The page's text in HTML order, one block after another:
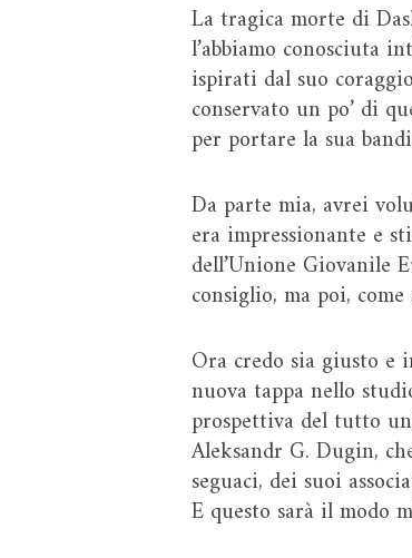
La tragica morte di
l’abbiamo conosciuta
ispirati dal suo
conservato un po’ di
per portare la sua
Da parte mia, avrei
era impressionante e
dell’Unione Giovanile
consiglio, ma poi,
Ora credo sia giusto e
nuova tappa nello
prospettiva del tutto
Aleksandr G. Dugin,
seguaci, dei suoi
E questo sarà il modo